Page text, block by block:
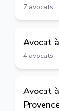
7 avocats
Avocat à
4 avocats
Avocat à
Provence